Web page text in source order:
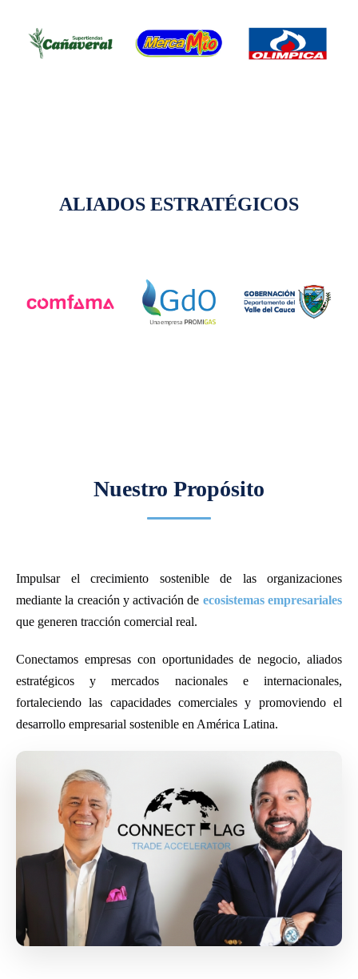
ALIADOS ESTRATÉGICOS
Nuestro Propósito
Impulsar el crecimiento sostenible de las organizaciones
mediante la creación y activación de ecosistemas empresariales
que generen tracción comercial real.
Conectamos empresas con oportunidades de negocio, aliados
estratégicos y mercados nacionales e internacionales,
fortaleciendo las capacidades comerciales y promoviendo el
desarrollo empresarial sostenible en América Latina.